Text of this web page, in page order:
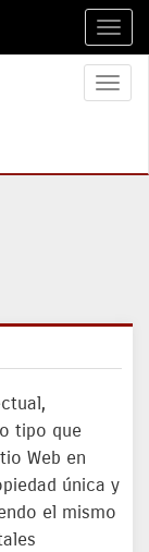
tipo que
Web en
única y
el mismo